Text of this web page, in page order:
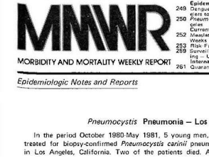
PODCAST
NEWSLETTER
SHOP